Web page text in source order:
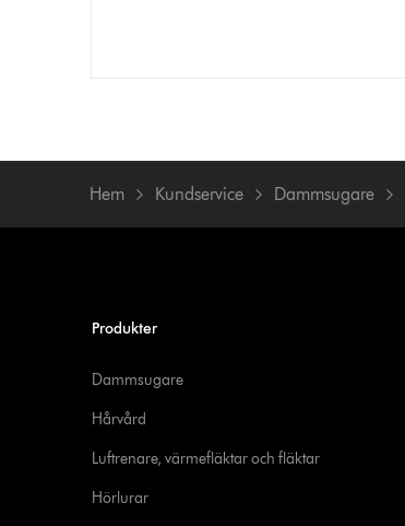
Hem Kundservice Dammsugare
Produkter
Dammsugare
Hårvård
Luftrenare, värmefläktar och fläktar
Hörlurar